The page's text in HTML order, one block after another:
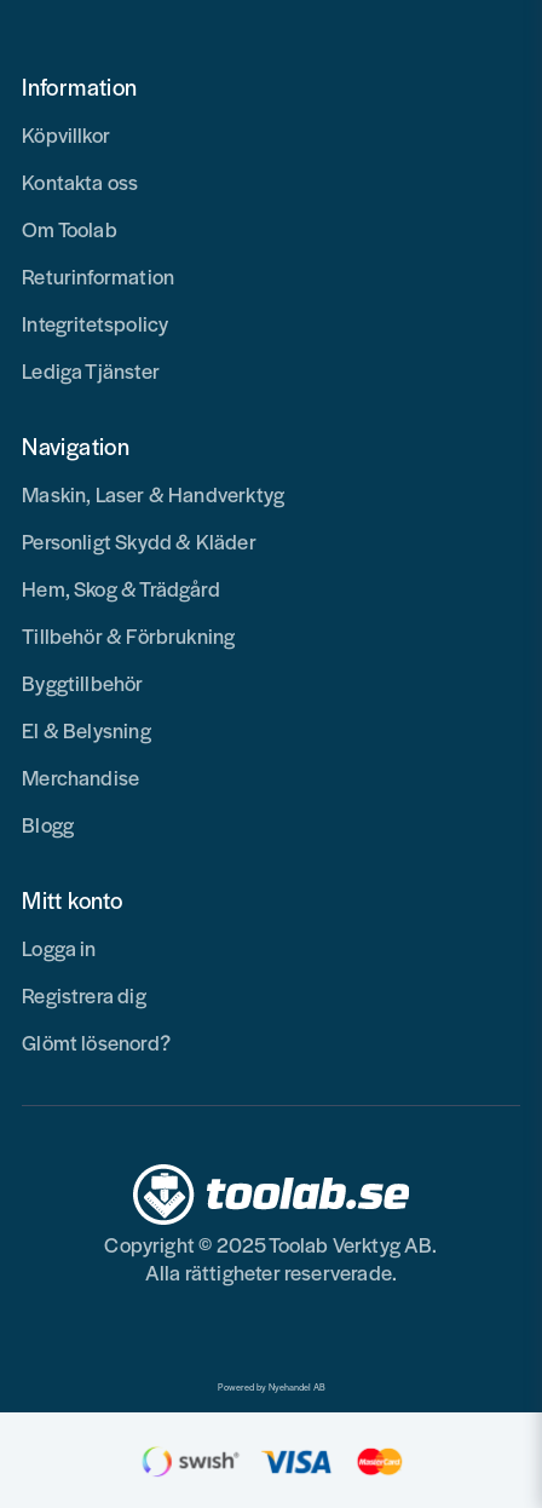
Information
Köpvillkor
Kontakta oss
Om Toolab
Returinformation
Integritetspolicy
Lediga Tjänster
Navigation
Maskin, Laser & Handverktyg
Personligt Skydd & Kläder
Hem, Skog & Trädgård
Tillbehör & Förbrukning
Byggtillbehör
El & Belysning
Merchandise
Blogg
Mitt konto
Logga in
Registrera dig
Glömt lösenord?
Copyright © 2025 Toolab Verktyg AB.
Alla rättigheter reserverade.
Powered by Nyehandel AB